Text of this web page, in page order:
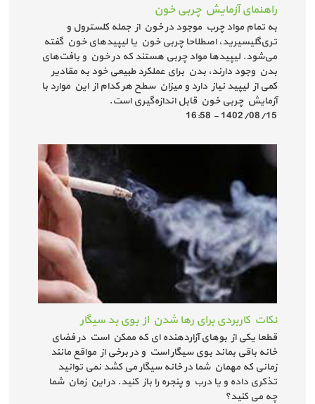
راهنمای آزمایش چربی خون
به تمام مواد چرب موجود در خون از جمله کلسترول و
تری‌گلیسیرید، اصطلاحا چربی خون یا لیپیدهای خون گفته
می‌شود. لیپیدها مواد چربی هستند که در خون و بافت‌های
بدن وجود دارند، بدن برای عملکرد طبیعی خود به مقادیر
کمی از لیپید نیاز دارد و میزان سطح هر کدام از این موارد با
آزمایش چربی خون قابل اندازه‌گیری است.
1402/08/15 - 16:58
نکات کاربردی برای رها شدن از بوی بد سیگار
قطعا یکی از بوهای آزاردهنده ای که ممکن است در فضای
خانه باقی بماند بوی سیگار است و در برخی از مواقع مانند
زمانی که مهمان شما در خانه سیگار می کشد نمی توانید
تذکری داده و یا درب و پنجره را باز کنید. در این زمان شما
چه می کنید؟